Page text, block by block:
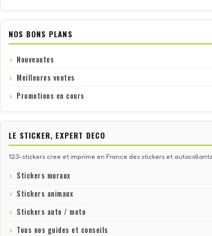
NOS BONS PLANS
Nouveautes
Meilleures ventes
Promotions en cours
LE STICKER, EXPERT DECO
123-stickers cree et imprime en France des stickers et
Stickers muraux
Stickers animaux
Stickers auto / moto
Tous nos guides et conseils